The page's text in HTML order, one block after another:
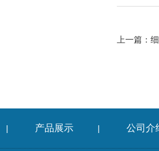
上一篇：
| 产品展示 | 公司介